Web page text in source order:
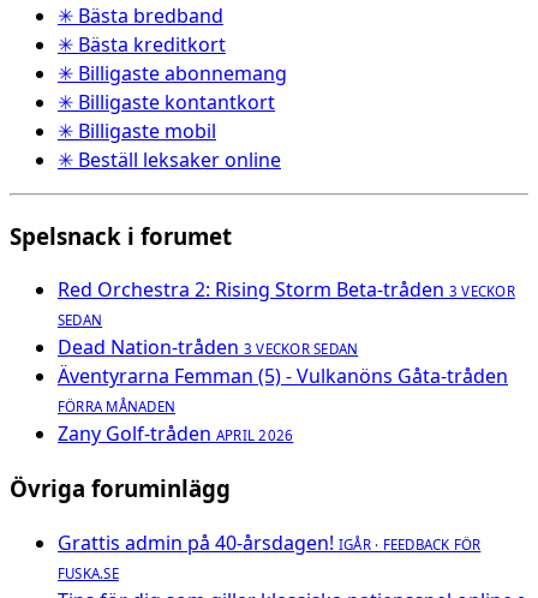
✳ Bästa bredband
✳ Bästa kreditkort
✳ Billigaste abonnemang
✳ Billigaste kontantkort
✳ Billigaste mobil
✳ Beställ leksaker online
Spelsnack i forumet
Red Orchestra 2: Rising Storm Beta-tråden 3 VECKOR
SEDAN
Dead Nation-tråden 3 VECKOR SEDAN
Äventyrarna Femman (5) - Vulkanöns Gåta-tråden
FÖRRA MÅNADEN
Zany Golf-tråden APRIL 2026
Övriga foruminlägg
Grattis admin på 40-årsdagen! IGÅR · FEEDBACK FÖR
FUSKA.SE